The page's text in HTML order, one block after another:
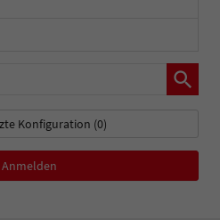
Konfiguration (0)
Anmelden